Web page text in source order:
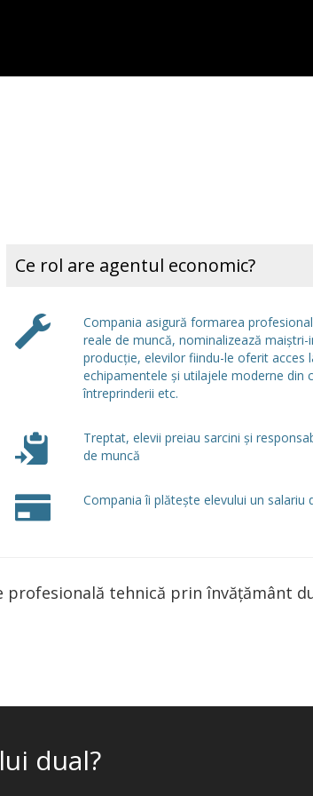
Ce rol are agentul economic?
Compania asigură formarea
reale de muncă, nominalizează
producție, elevilor fiindu-le oferit acces
echipamentele și utilajele moderne din
întreprinderii etc.
Treptat, elevii preiau sarcini și
de muncă
Compania îi plătește elevului un salariu
tehnică prin învățământ
dual?